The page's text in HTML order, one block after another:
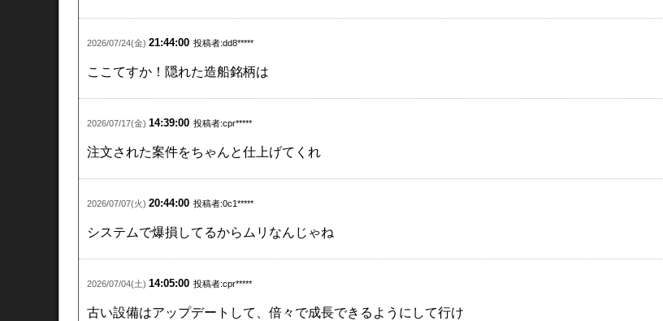
2026/07/24(金) 21:44:00 投稿者:dd8*****
ここてすか！隠れた造船銘柄は
2026/07/17(金) 14:39:00 投稿者:cpr*****
注文された案件をちゃんと仕上げてくれ
2026/07/07(火) 20:44:00 投稿者:0c1*****
システムで爆損してるからムリなんじゃね
2026/07/04(土) 14:05:00 投稿者:cpr*****
古い設備はアップデートして、倍々で成長できるようにして行け